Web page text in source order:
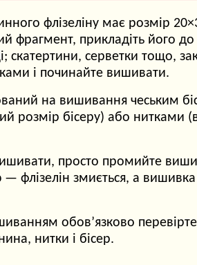
флізеліну має розмір
фрагмент, прикладіть його до
скатертини, серветки тощо,
і починайте вишивати.
на вишивання чеським
розмір бісеру) або нитками
просто промийте
флізелін змиється, а вишивка
обов’язково
нитки і бісер.